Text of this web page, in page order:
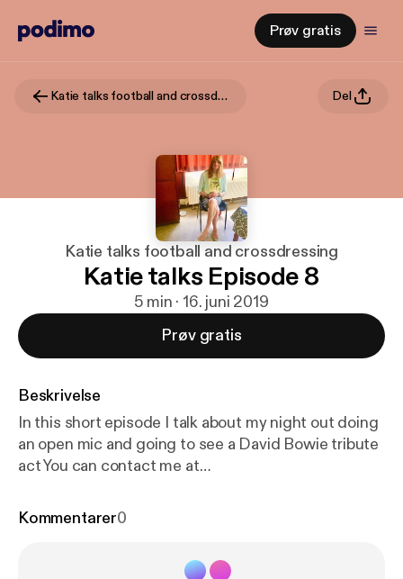
Prøv gratis
Katie talks football and crossdressing Del
Katie talks football and crossdressing
Katie talks Episode 8
5 min · 16. juni 2019
Prøv gratis
Beskrivelse
In this short episode I talk about my night out doing
an open mic and going to see a David Bowie tribute
act You can contact me at
Crossdressing diary on twitter
Kommentarer0